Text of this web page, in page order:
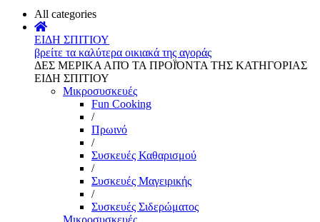
All categories
ΕΙΔΗ ΣΠΙΤΙΟΥ
βρείτε τα καλύτερα οικιακά της αγοράς
ΔΕΣ ΜΕΡΙΚΑ ΑΠΌ ΤΑ ΠΡΟΪΌΝΤΑ ΤΗΣ ΚΑΤΗΓΟΡΙΑΣ
ΕΙΔΗ ΣΠΙΤΙΟΥ
Μικροσυσκευές
Fun Cooking
/
Πρωινό
/
Συσκευές Καθαρισμού
/
Συσκευές Μαγειρικής
/
Συσκευές Σιδερώματος
Μικροσυσκευές